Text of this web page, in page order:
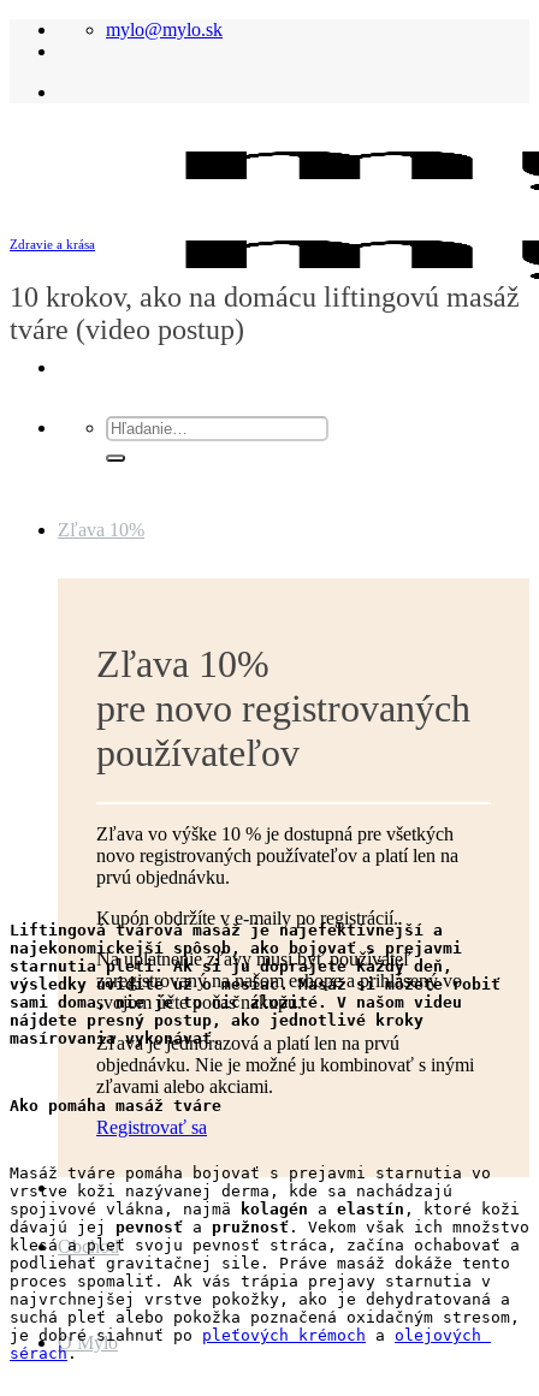
Skip
mylo@mylo.sk
Hľadať:
Zľava 10%
Zľava 10%
pre novo registrovaných
používateľov
Zľava vo výške 10 % je dostupná pre všetkých
novo registrovaných používateľov a platí len na
prvú objednávku.
Kupón obdržíte v e-maily po registrácií.
Na uplatnenie zľavy musí byť používateľ
zaregistrovaný na našom eshope a prihlásený vo
svojom účte počas nákupu.
Zľava je jednorazová a platí len na prvú
objednávku. Nie je možné ju kombinovať s inými
zľavami alebo akciami.
Registrovať sa
Obchod
O Mylo
Zdravie a krása
10 krokov, ako na domácu liftingovú masáž
tváre (video postup)
Liftingová tvárová masáž je najefektívnejší a
najekonomickejší spôsob, ako bojovať s prejavmi
starnutia pleti. Ak si ju doprajete každý deň,
výsledky uvidíte už o mesiac. Masáž si môžete robiť
sami doma, nie je to nič zložité. V našom videu
nájdete presný postup, ako jednotlivé kroky
masírovania vykonávať.
Ako pomáha masáž tváre
Masáž tváre pomáha bojovať s prejavmi starnutia vo
vrstve koži nazývanej derma, kde sa nachádzajú
spojivové vlákna, najmä
kolagén a elastín , ktoré koži
dávajú jej pevnosť a pružnosť . Vekom však ich množstvo
klesá a pleť svoju pevnosť stráca, začína ochabovať a
podliehať gravitačnej sile. Práve masáž dokáže tento
proces spomaliť. Ak vás trápia prejavy starnutia v
najvrchnejšej vrstve pokožky, ako je dehydratovaná a
suchá pleť alebo pokožka poznačená oxidačným stresom,
je dobré siahnuť po pleťových krémoch a olejových
sérach.